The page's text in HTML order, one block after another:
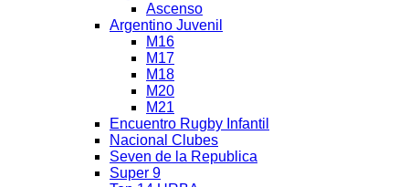
Ascenso
Argentino Juvenil
M16
M17
M18
M20
M21
Encuentro Rugby Infantil
Nacional Clubes
Seven de la Republica
Super 9